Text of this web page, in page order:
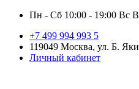
Пн - Сб 10:00 - 19:00
+7 499 994 993 5
119049 Москва, ул. Б.
Личный кабинет